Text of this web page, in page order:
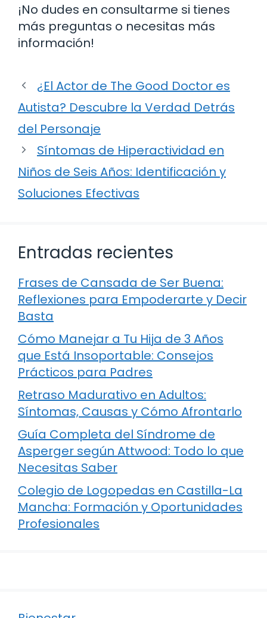
¡No dudes en consultarme si tienes
más preguntas o necesitas más
información!
¿El Actor de The Good Doctor es
Autista? Descubre la Verdad Detrás
del Personaje
Síntomas de Hiperactividad en
Niños de Seis Años: Identificación y
Soluciones Efectivas
Entradas recientes
Frases de Cansada de Ser Buena:
Reflexiones para Empoderarte y Decir
Basta
Cómo Manejar a Tu Hija de 3 Años
que Está Insoportable: Consejos
Prácticos para Padres
Retraso Madurativo en Adultos:
Síntomas, Causas y Cómo Afrontarlo
Guía Completa del Síndrome de
Asperger según Attwood: Todo lo que
Necesitas Saber
Colegio de Logopedas en Castilla-La
Mancha: Formación y Oportunidades
Profesionales